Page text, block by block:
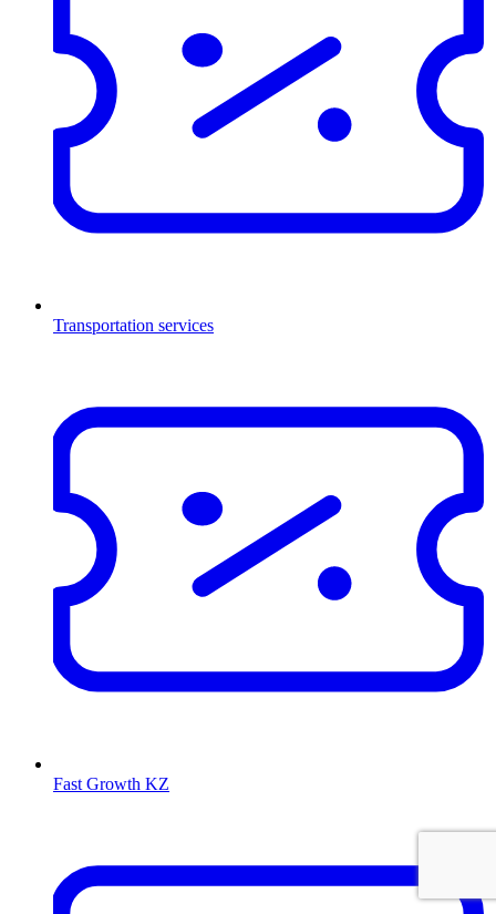
Transportation services
Fast Growth KZ